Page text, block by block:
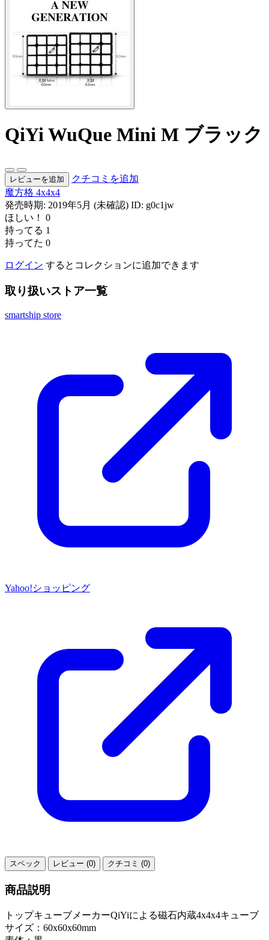
QiYi WuQue Mini M ブラック
レビューを追加
クチコミを追加
魔方格 4x4x4
発売時期: 2019年5月 (未確認) ID: g0c1jw
ほしい！
0
持ってる 1
持ってた 0
ログイン するとコレクションに追加できます
取り扱いストア一覧
smartship store
Yahoo!ショッピング
スペック レビュー (0) クチコミ (0)
商品説明
トップキューブメーカーQiYiによる磁石内蔵4x4x4キューブ
サイズ：60x60x60mm